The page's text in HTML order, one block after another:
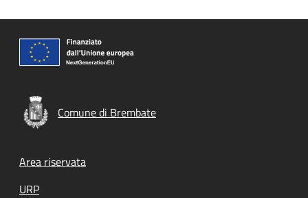
Comune di Brembate
Footer menu
Area riservata
URP